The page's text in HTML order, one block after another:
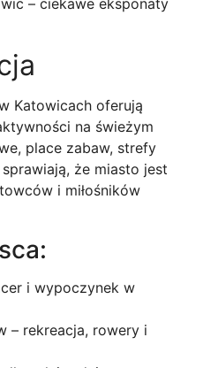
– ciekawe eksponaty
Katowicach oferują
na świeżym
place zabaw, strefy
że miasto jest
i miłośników
i wypoczynek w
– rekreacja, rowery i